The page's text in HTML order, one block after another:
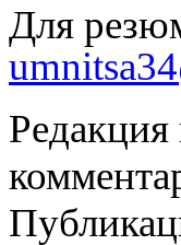
Для
Редакция